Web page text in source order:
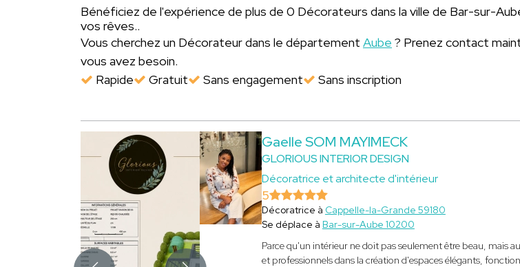
Bénéficiez de l'expérience de plus de 0 Décorateurs dans la ville de Bar-sur-
vos rêves..
Vous cherchez un Décorateur dans le département Aube ? Prenez contact
vous avez besoin.
Rapide
Gratuit Sans engagement Sans inscription
Gaelle SOM MAYIMECK
GLORIOUS INTERIOR DESIGN
Décoratrice et architecte d'intérieur
5
Décoratrice à Cappelle-la-Grande 59180
Se déplace à Bar-sur-Aube 10200
Parce qu'un intérieur ne doit pas seulement être beau, mais
et professionnels dans la création d'espaces élégants,